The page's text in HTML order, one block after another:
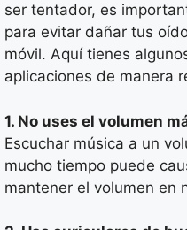
ser tentador, es
para evitar dañar tus
móvil. Aquí tienes
aplicaciones de manera
1. No uses el volumen
Escuchar música a un
mucho tiempo puede
mantener el volumen en